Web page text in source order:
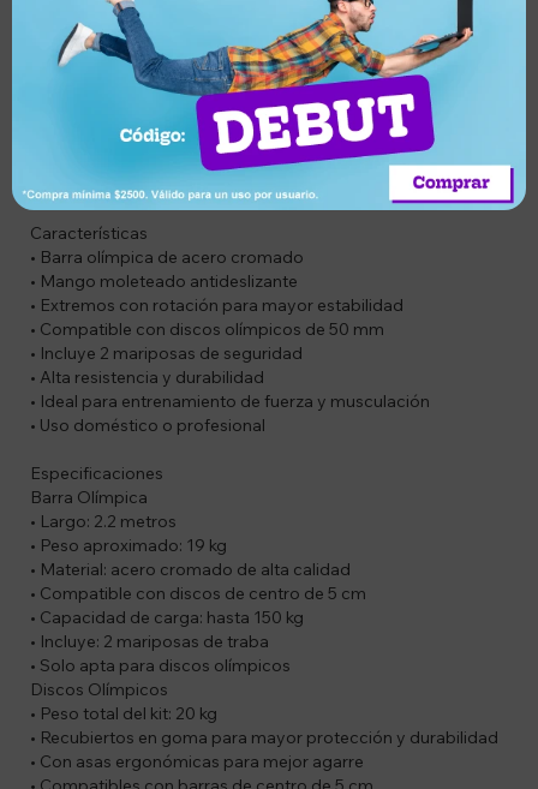
que ayudan a mejorar la estabilidad y la fluidez de
movimiento.
SOLO APTA PARA DISCOS OLÍMPICOS
Compatible con discos de centro de 5 cm, asegurando un
ajuste seguro y estable. Incluye 2 mariposas de traba para
una correcta fijación de los discos. Su diseño resistente es
ideal para entrenamientos intensivos tanto en casa como en
gimnasio.
Características
• Barra olímpica de acero cromado
• Mango moleteado antideslizante
• Extremos con rotación para mayor estabilidad
• Compatible con discos olímpicos de 50 mm
• Incluye 2 mariposas de seguridad
• Alta resistencia y durabilidad
• Ideal para entrenamiento de fuerza y musculación
• Uso doméstico o profesional
Especificaciones
Barra Olímpica
• Largo: 2.2 metros
• Peso aproximado: 19 kg
• Material: acero cromado de alta calidad
• Compatible con discos de centro de 5 cm
• Capacidad de carga: hasta 150 kg
• Incluye: 2 mariposas de traba
• Solo apta para discos olímpicos
Discos Olímpicos
• Peso total del kit: 20 kg
• Recubiertos en goma para mayor protección y durabilidad
• Con asas ergonómicas para mejor agarre